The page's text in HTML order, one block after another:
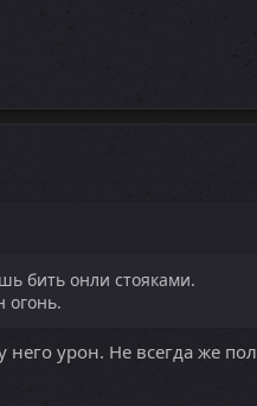
бить онли стояками.
огонь.
него урон. Не всегда же